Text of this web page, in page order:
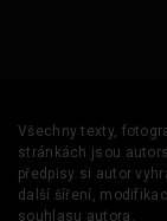
Všechny texty,
stránkách jsou
předpisy si autor
další šíření,
souhlasu autora.